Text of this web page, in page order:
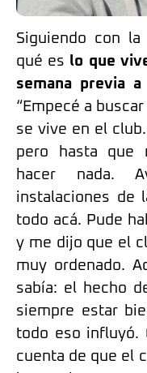
Siguiendo con
qué es lo que
semana previa
“Empecé a
se vive en el
pero hasta que
hacer nada.
instalaciones de
todo acá. Pude
y me dijo que el
muy ordenado.
sabía: el hecho
siempre estar
todo eso influyó.
cuenta de que el